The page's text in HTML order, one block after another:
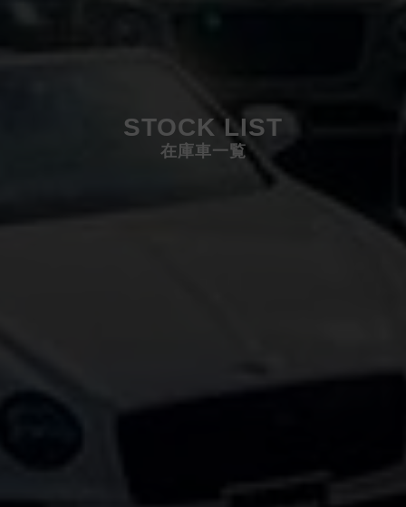
STOCK LIST
在庫車一覧